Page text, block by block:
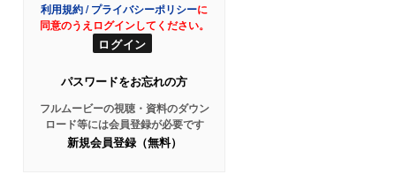
利用規約/プライバシーポリシーに
同意のうえログインしてください。
パスワードをお忘れの方
フルムービーの視聴・資料のダウン
ロード等には会員登録が必要です
新規会員登録（無料）